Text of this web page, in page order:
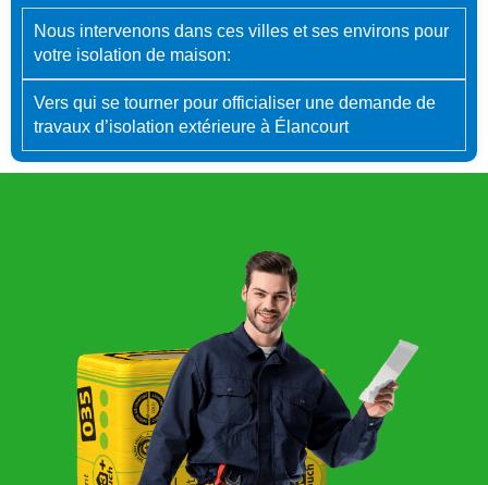
Nous intervenons dans ces villes et ses environs pour
votre isolation de maison:
Vers qui se tourner pour officialiser une demande de
travaux d’isolation extérieure à Élancourt